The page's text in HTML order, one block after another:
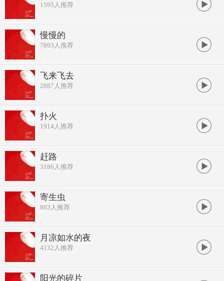
1595 人推荐
慢慢的
7893 人推荐
飞来飞去
2887 人推荐
扑火
1914人推荐
赶路
3186 人推荐
寄生虫
803 人推荐
月凉如水的夜
4132 人推荐
阳光的碎片